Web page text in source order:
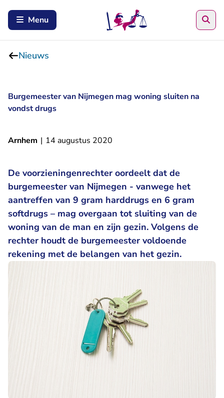
Menu
Nieuws
Burgemeester van Nijmegen mag woning sluiten na
vondst drugs
Arnhem | 14 augustus 2020
De voorzieningenrechter oordeelt dat de
burgemeester van Nijmegen - vanwege het
aantreffen van 9 gram harddrugs en 6 gram
softdrugs – mag overgaan tot sluiting van de
woning van de man en zijn gezin. Volgens de
rechter houdt de burgemeester voldoende
rekening met de belangen van het gezin.